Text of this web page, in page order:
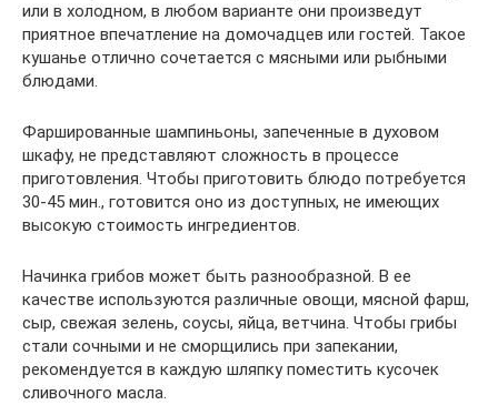
или в холодном, в любом варианте они произведут
приятное впечатление на домочадцев или гостей. Такое
кушанье отлично сочетается с мясными или рыбными
блюдами.
Фаршированные шампиньоны, запеченные в духовом
шкафу, не представляют сложность в процессе
приготовления. Чтобы приготовить блюдо потребуется
30-45 мин., готовится оно из доступных, не имеющих
высокую стоимость ингредиентов.
Начинка грибов может быть разнообразной. В ее
качестве используются различные овощи, мясной фарш,
сыр, свежая зелень, соусы, яйца, ветчина. Чтобы грибы
стали сочными и не сморщились при запекании,
рекомендуется в каждую шляпку поместить кусочек
сливочного масла.